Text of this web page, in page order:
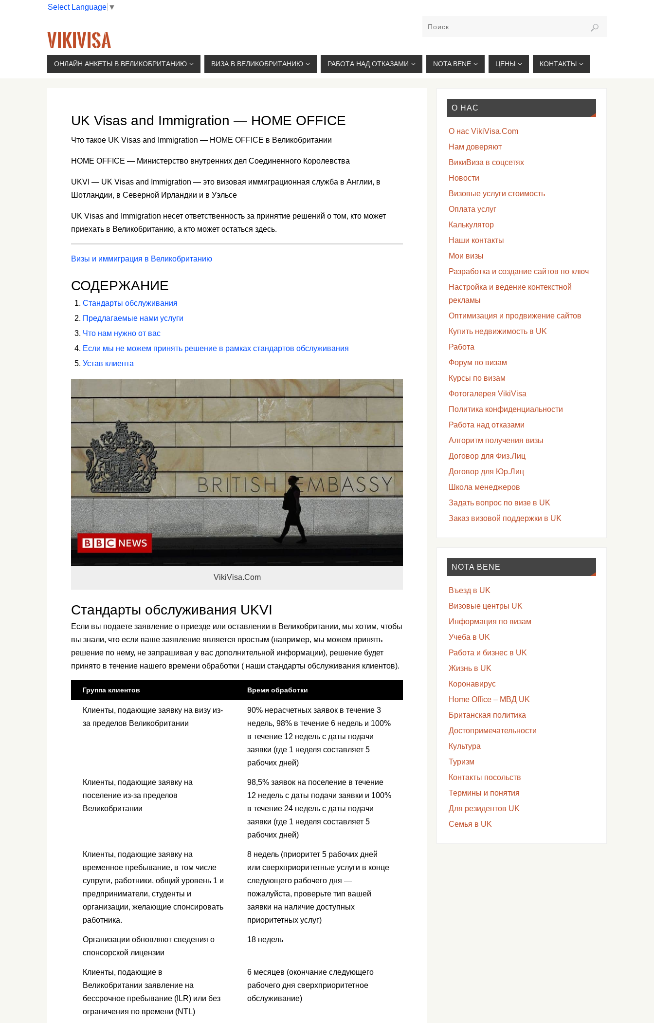
Select Language ▼
VIKIVISA
Г. МОСКВА, 2-Й СЫРОМЯТНИЧЕСКИЙ ПЕР., 11, М. КУРСКАЯ, +7(926)734-03-33, +7(926)274-03-33, VISA@VIKIVISA.RU
ОНЛАЙН АНКЕТЫ В ВЕЛИКОБРИТАНИЮ ВИЗА В ВЕЛИКОБРИТАНИЮ РАБОТА НАД ОТКАЗАМИ NOTA BENE ЦЕНЫ КОНТАКТЫ
UK Visas and Immigration — HOME OFFICE
Что такое UK Visas and Immigration — HOME OFFICE в Великобритании
HOME OFFICE — Министерство внутренних дел Соединенного Королевства
UKVI — UK Visas and Immigration — это визовая иммиграционная служба в Англии, в
Шотландии, в Северной Ирландии и в Уэльсе
UK Visas and Immigration несет ответственность за принятие решений о том, кто может
приехать в Великобританию, а кто может остаться здесь.
Визы и иммиграция в Великобританию
СОДЕРЖАНИЕ
Стандарты обслуживания
Предлагаемые нами услуги
Что нам нужно от вас
Если мы не можем принять решение в рамках стандартов обслуживания
Устав клиента
VikiVisa.Com
Стандарты обслуживания UKVI
Если вы подаете заявление о приезде или оставлении в Великобритании, мы хотим, чтобы
вы знали, что если ваше заявление является простым (например, мы можем принять
решение по нему, не запрашивая у вас дополнительной информации), решение будет
принято в течение нашего времени обработки ( наши стандарты обслуживания клиентов).
Группа клиентов Время обработки
Клиенты, подающие заявку на визу из-
за пределов Великобритании
90% нерасчетных заявок в течение 3
недель, 98% в течение 6 недель и 100%
в течение 12 недель с даты подачи
заявки (где 1 неделя составляет 5
рабочих дней)
Клиенты, подающие заявку на
поселение из-за пределов
Великобритании
98,5% заявок на поселение в течение
12 недель с даты подачи заявки и 100%
в течение 24 недель с даты подачи
заявки (где 1 неделя составляет 5
рабочих дней)
Клиенты, подающие заявку на
временное пребывание, в том числе
супруги, работники, общий уровень 1 и
предприниматели, студенты и
организации, желающие спонсировать
работника.
8 недель (приоритет 5 рабочих дней
или сверхприоритетные услуги в конце
следующего рабочего дня —
пожалуйста, проверьте тип вашей
заявки на наличие доступных
приоритетных услуг)
Организации обновляют сведения о
спонсорской лицензии
18 недель
Клиенты, подающие в
Великобритании заявление на
бессрочное пребывание (ILR) или без
ограничения по времени (NTL)
6 месяцев (окончание следующего
рабочего дня сверхприоритетное
обслуживание)
О НАС
О нас VikiVisa.Com
Нам доверяют
ВикиВиза в соцсетях
Новости
Визовые услуги стоимость
Оплата услуг
Калькулятор
Наши контакты
Мои визы
Разработка и создание сайтов по ключ
Настройка и ведение контекстной
рекламы
Оптимизация и продвижение сайтов
Купить недвижимость в UK
Работа
Форум по визам
Курсы по визам
Фотогалерея VikiVisa
Политика конфиденциальности
Работа над отказами
Алгоритм получения визы
Договор для Физ.Лиц
Договор для Юр.Лиц
Школа менеджеров
Задать вопрос по визе в UK
Заказ визовой поддержки в UK
NOTA BENE
Въезд в UK
Визовые центры UK
Информация по визам
Учеба в UK
Работа и бизнес в UK
Жизнь в UK
Коронавирус
Home Office – МВД UK
Британская политика
Достопримечательности
Культура
Туризм
Контакты посольств
Термины и понятия
Для резидентов UK
Семья в UK